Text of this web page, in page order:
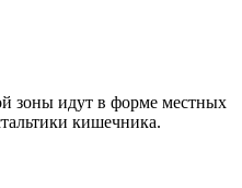
зоны идут в форме местных
кишечника.